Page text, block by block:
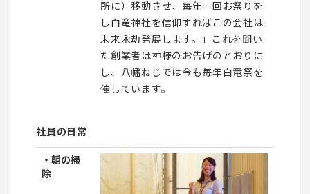
所に）移動させ、毎年一回お祭りを
し白竜神社を信仰すればこの会社は
未来永劫発展します。」これを聞い
た創業者は神様のお告げのとおりに
し、八幡ねじでは今も毎年白竜祭を
催しています。
社員の日常
・朝の掃
除